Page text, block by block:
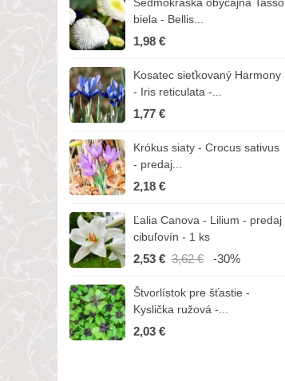
biela - Bellis...
1,98 €
Kosatec sieťkovaný Harmony
- Iris reticulata -...
1,77 €
Krókus siaty - Crocus sativus
- predaj...
2,18 €
Ľalia Canova - Lilium - predaj
cibuľovín - 1 ks
2,53 € 3,62 € -30%
Štvorlístok pre šťastie -
Kyslička ružová -...
2,03 €